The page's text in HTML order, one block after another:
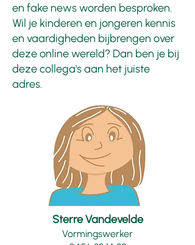
en fake news worden besproken.
Wil je kinderen en jongeren kennis
en vaardigheden bijbrengen over
deze online wereld? Dan ben je bij
deze collega's aan het juiste
adres.
Sterre Vandevelde
Vormingswerker